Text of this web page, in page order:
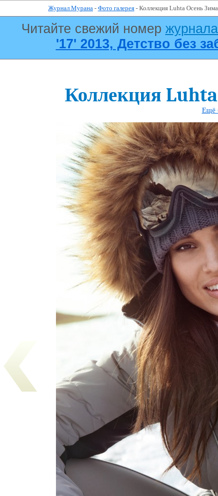
Журнал Мурана - Фото галерея - Коллекция Luhta Осень
Читайте свежий номер
'17' 2013, Детство без
Коллекция
Ещё